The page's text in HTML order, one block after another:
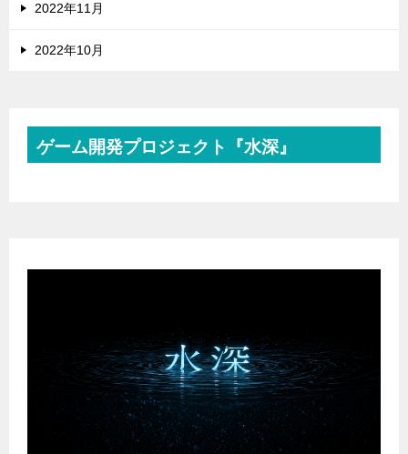
2022年11月
2022年10月
ゲーム開発プロジェクト『水深』